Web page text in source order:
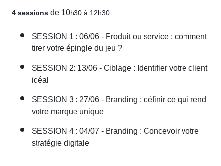
4 sessionsde 10h30 à 12h30:
SESSION 1 : 06/06 -Produit ou service : comment
tirer votre épingle du jeu ?
SESSION 2: 13/06 -Ciblage : Identifier votre client
idéal
SESSION 3 : 27/06 -Branding : définir ce qui rend
votre marque unique
SESSION 4 : 04/07 -Branding : Concevoir votre
stratégie digitale